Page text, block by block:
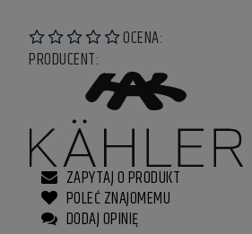
OCENA:
PRODUCENT:
ZAPYTAJ O PRODUKT
POLEĆ ZNAJOMEMU
DODAJ OPINIĘ